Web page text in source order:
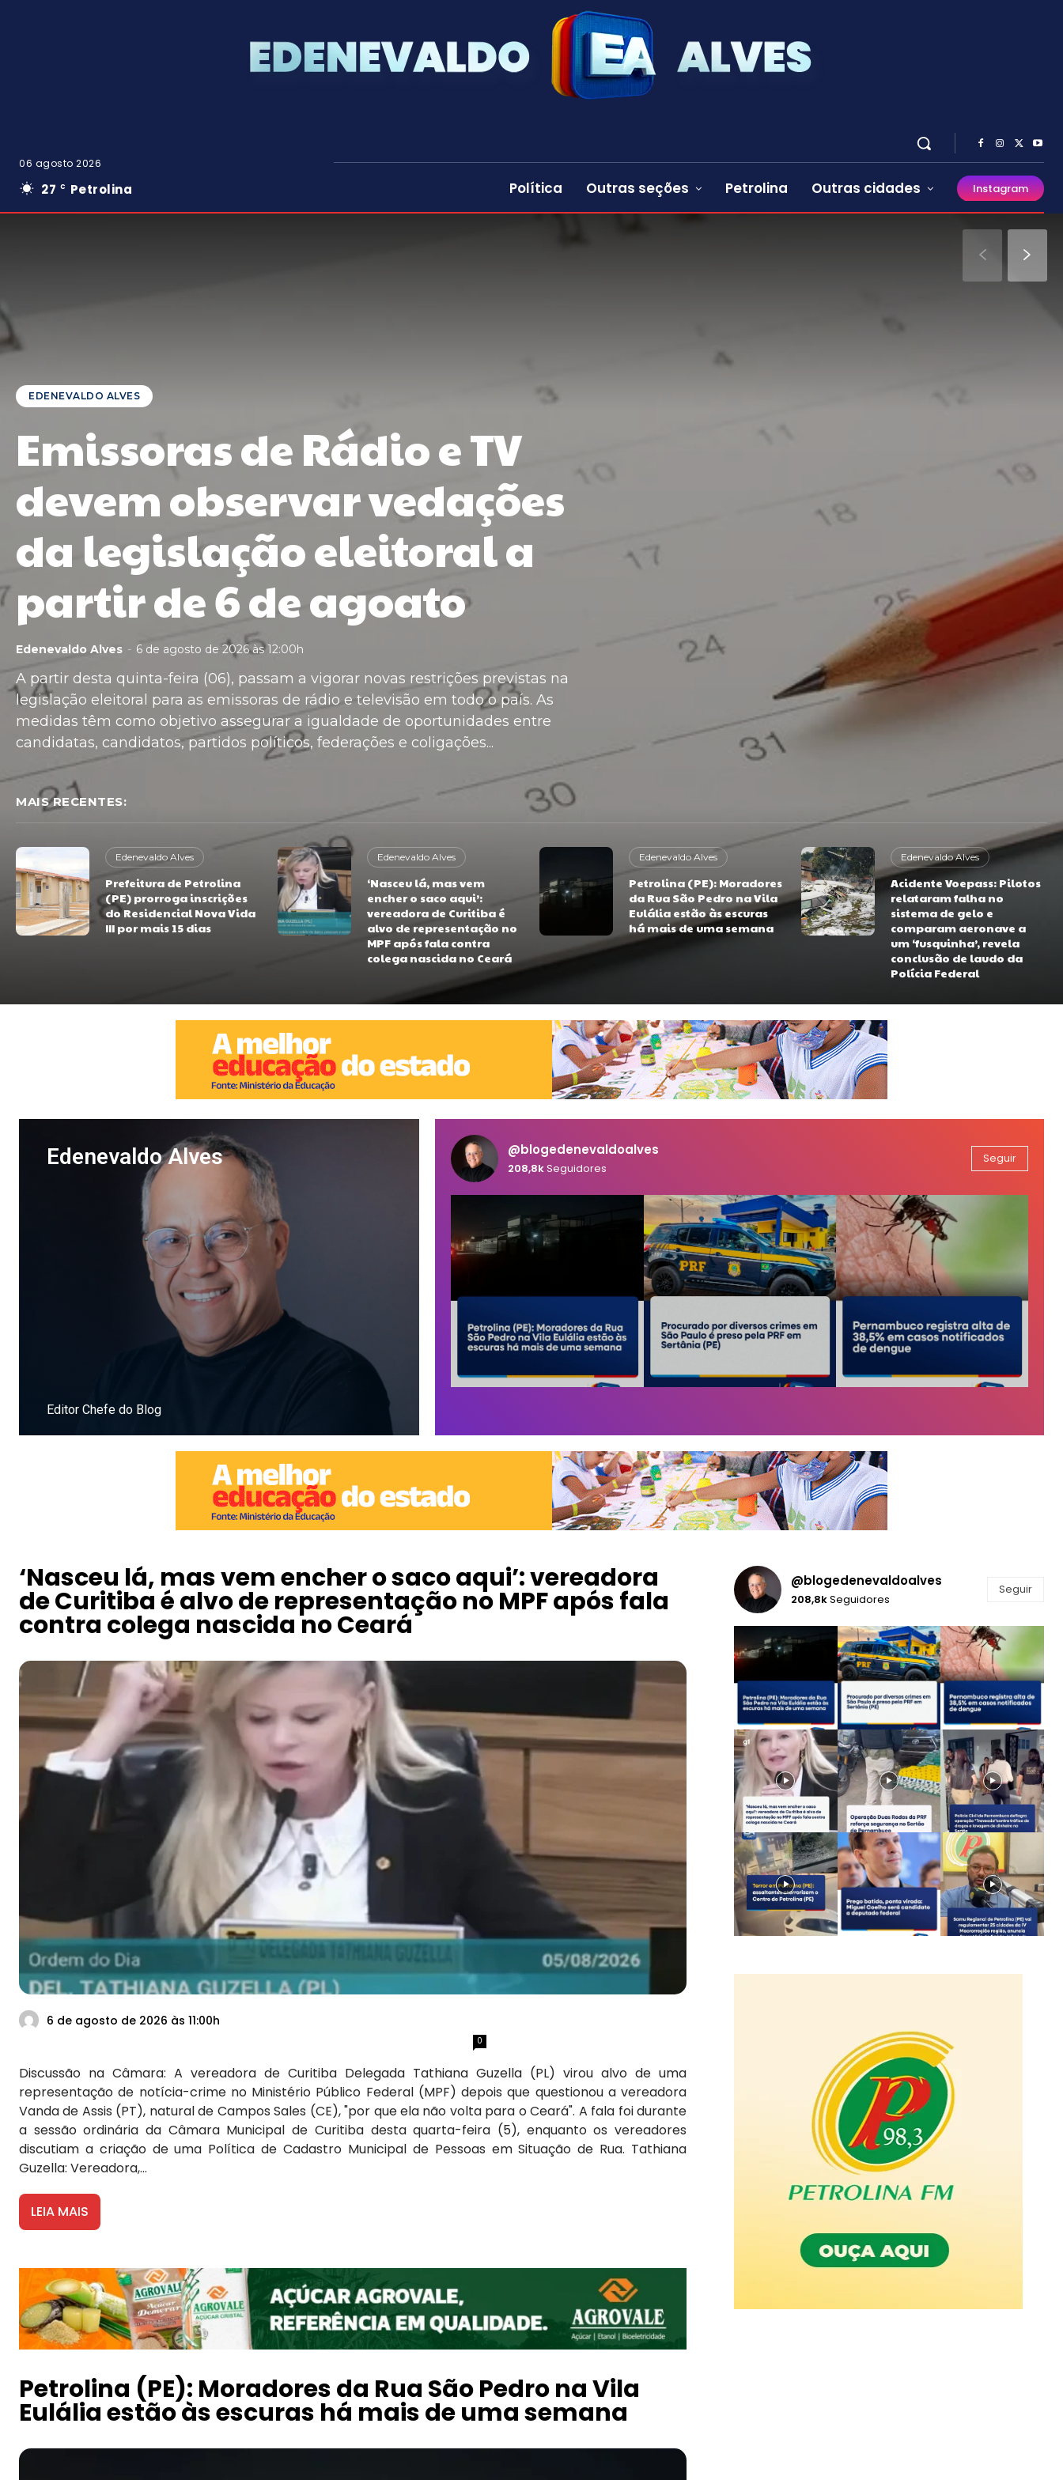
06 agosto 2026
27 C Petrolina Política Outras seções Petrolina Outras cidades Instagram
EDENEVALDO ALVES
Emissoras de Rádio e TV
devem observar vedações
da legislação eleitoral a
partir de 6 de agoato
Edenevaldo Alves - 6 de agosto de 2026 às 12:00h
A partir desta quinta-feira (06), passam a vigorar novas restrições previstas na
legislação eleitoral para as emissoras de rádio e televisão em todo o país. As
medidas têm como objetivo assegurar a igualdade de oportunidades entre
candidatas, candidatos, partidos políticos, federações e coligações...
MAIS RECENTES:
Edenevaldo Alves
Prefeitura de Petrolina
(PE) prorroga inscrições
do Residencial Nova Vida
III por mais 15 dias
Edenevaldo Alves
‘Nasceu lá, mas vem
encher o saco aqui’:
vereadora de Curitiba é
alvo de representação no
MPF após fala contra
colega nascida no Ceará
Edenevaldo Alves
Petrolina (PE): Moradores
da Rua São Pedro na Vila
Eulália estão às escuras
há mais de uma semana
Edenevaldo Alves
Acidente Voepass: Pilotos
relataram falha no
sistema de gelo e
comparam aeronave a
um ‘fusquinha’, revela
conclusão de laudo da
Polícia Federal
Edenevaldo Alves
Editor Chefe do Blog
@blogedenevaldoalves
208,8kSeguidores
Seguir
‘Nasceu lá, mas vem encher o saco aqui’: vereadora
de Curitiba é alvo de representação no MPF após fala
contra colega nascida no Ceará
6 de agosto de 2026 às 11:00h
0
Discussão na Câmara: A vereadora de Curitiba Delegada Tathiana Guzella (PL) virou alvo de uma
representação de notícia-crime no Ministério Público Federal (MPF) depois que questionou a vereadora
Vanda de Assis (PT), natural de Campos Sales (CE), "por que ela não volta para o Ceará". A fala foi durante
a sessão ordinária da Câmara Municipal de Curitiba desta quarta-feira (5), enquanto os vereadores
discutiam a criação de uma Política de Cadastro Municipal de Pessoas em Situação de Rua. Tathiana
Guzella: Vereadora,...
LEIA MAIS
Petrolina (PE): Moradores da Rua São Pedro na Vila
Eulália estão às escuras há mais de uma semana
@blogedenevaldoalves
208,8kSeguidores
Seguir